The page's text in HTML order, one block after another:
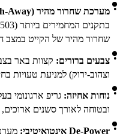
מערכת שחרור מהיר (Away
בתקנים המחמירים ביותר (
שחרור מהיר של הקייט במצב
צבעים ברורים: קצוות באר
וצהוב-ירוק) למניעת טעויות
נוחות אחיזה: גריפ ארגונומי
ובטוחה לאורך סשנים ארוכים,
De-Powerאינטואיטיבי: